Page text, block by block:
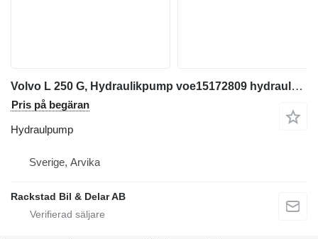
Volvo L 250 G, Hydraulikpump voe15172809 hydraulpump
Pris på begäran
Hydraulpump
Sverige, Arvika
Rackstad Bil & Delar AB